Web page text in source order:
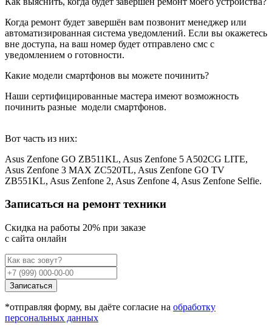
Когда ремонт будет завершён вам позвонит менеджер или
автоматизированная система уведомлений. Если вы окажетесь
вне доступа, на ваш номер будет отправлено смс с
уведомлением о готовности.
Какие модели смартфонов вы можете починить?
Наши сертифицированные мастера имеют возможность
починить разные модели смартфонов.
Вот часть из них:
Asus Zenfone GO ZB511KL, Asus Zenfone 5 A502CG LITE,
Asus Zenfone 3 MAX ZC520TL, Asus Zenfone GO TV
ZB551KL, Asus Zenfone 2, Asus Zenfone 4, Asus Zenfone Selfie.
Записаться на ремонт техники
Cкидка на работы 20% при заказе
с сайта онлайн
Записаться
*отправляя форму, вы даёте согласие на обработку
персональных данных